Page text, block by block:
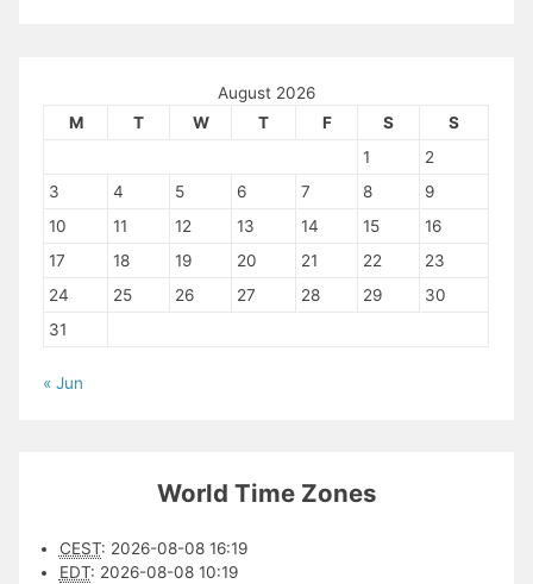
August 2026
M
T W T F S
S
1
2
3
4 5 6 7 8
9
10
11 12 13 14 15
16
17
18 19 20 21 22
23
24
25 26 27 28 29
30
31
« Jun
World Time Zones
CEST: 2026-08-08 16:19
EDT: 2026-08-08 10:19